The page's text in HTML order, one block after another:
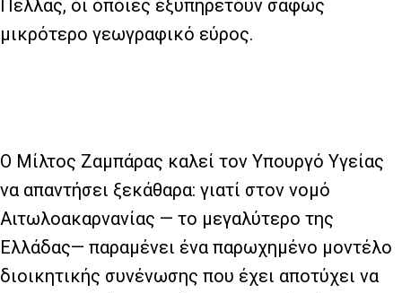
Πέλλας, οι οποίες εξυπηρετούν σαφώς
μικρότερο γεωγραφικό εύρος.
Ο Μίλτος Ζαμπάρας καλεί τον Υπουργό Υγείας
να απαντήσει ξεκάθαρα: γιατί στον νομό
Αιτωλοακαρνανίας — το μεγαλύτερο της
Ελλάδας— παραμένει ένα παρωχημένο μοντέλο
διοικητικής συνένωσης που έχει αποτύχει να